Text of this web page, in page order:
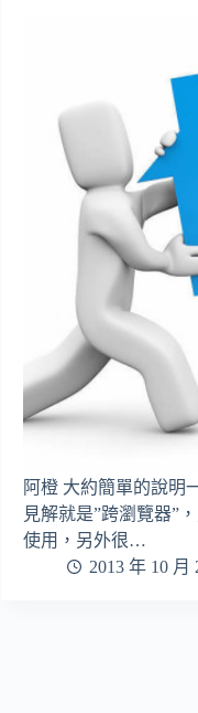
阿橙 大約簡單的說明
見解就是”跨瀏覽器”
使用，另外很…
2013 年 10 月